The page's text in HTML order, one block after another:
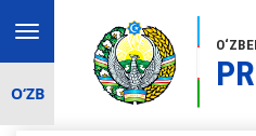
Toggle
navigation
O‘ZB